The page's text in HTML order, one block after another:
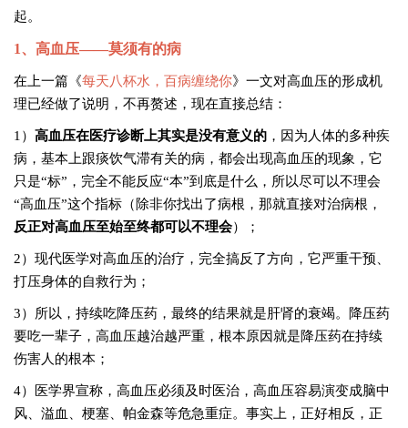
起。
1、高血压——莫须有的病
在上一篇《每天八杯水，百病缠绕你》一文对高血压的形成机
理已经做了说明，不再赘述，现在直接总结：
1） 高血压在医疗诊断上其实是没有意义的 ，因为人体的多种疾
病，基本上跟痰饮气滞有关的病，都会出现高血压的现象，它
只是“标”，完全不能反应“本”到底是什么，所以尽可以不理会
“高血压”这个指标（除非你找出了病根，那就直接对治病根，
反正对高血压至始至终都可以不理会）；
2）现代医学对高血压的治疗，完全搞反了方向，它严重干预、
打压身体的自救行为；
3）所以，持续吃降压药，最终的结果就是肝肾的衰竭。降压药
要吃一辈子，高血压越治越严重，根本原因就是降压药在持续
伤害人的根本；
4）医学界宣称，高血压必须及时医治，高血压容易演变成脑中
风、溢血、梗塞、帕金森等危急重症。事实上，正好相反，正